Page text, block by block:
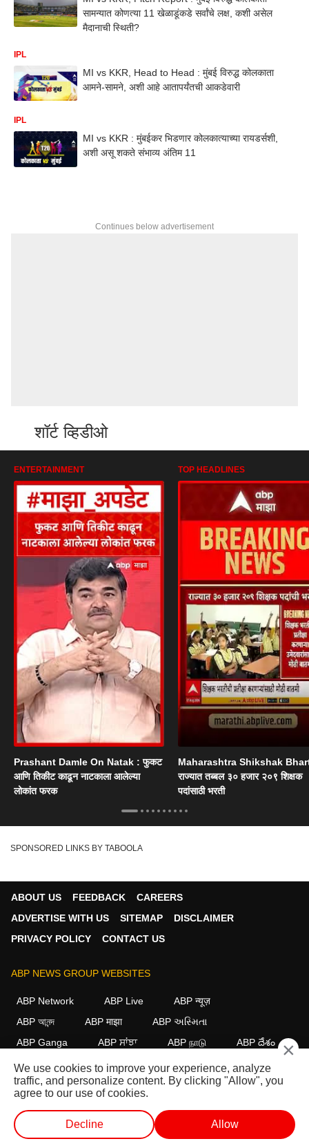
सामन्यात कोणत्या 11 खेळाडूंकडे सर्वांचे लक्ष, कशी असेल
मैदानाची स्थिती?
IPL
MI vs KKR, Head to Head : मुंबई विरुद्ध कोलकाता
आमने-सामने, अशी आहे आतापर्यंतची आकडेवारी
IPL
MI vs KKR : मुंबईकर भिडणार कोलकात्याच्या रायडर्सशी,
अशी असू शकते संभाव्य अंतिम 11
Continues below advertisement
शॉर्ट व्हिडीओ
ENTERTAINMENT
Prashant Damle On Natak : फुकट
आणि तिकीट काढून नाटकाला आलेल्या
लोकांत फरक
TOP HEADLINES
Maharashtra Shikshak
राज्यात तब्बल ३० हजार २०९ शिक्षक
पदांसाठी भरती
SPONSORED LINKS BY TABOOLA
ABOUT US FEEDBACK
CAREERS
ADVERTISE WITH US
SITEMAP
DISCLAIMER
PRIVACY POLICY
CONTACT US
ABP NEWS GROUP WEBSITES
ABP Network ABP Live
ABP न्यूज़
ABP আনন্দ
ABP माझा
ABP અસ્મિતા
ABP Ganga
ABP ਸਾਂਝਾ ABP நாடு ABP దేశం
FOLLOW US
This website follows the DNPA Code of Ethics. Copyright@2026.
All rights reserved.
×
We use cookies to improve your experience, analyze
traffic, and personalize content. By clicking "Allow", you
agree to our use of cookies.
Decline Allow